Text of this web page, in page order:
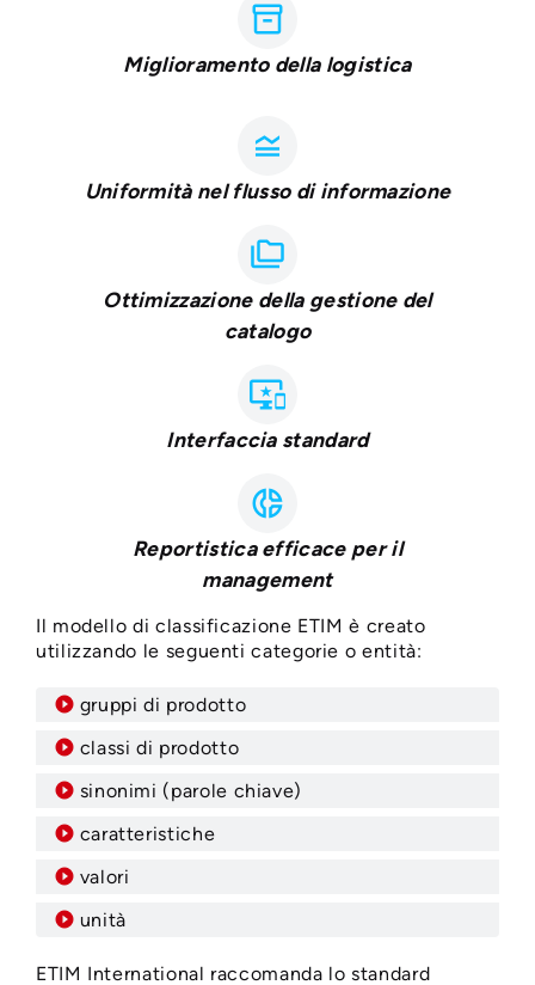
inventory_2
Miglioramento della logistica
legend_toggle
Uniformità nel flusso di informazione
folder_copy
Ottimizzazione della gestione del
catalogo
important_devices
Interfaccia standard
donut_small
Reportistica efficace per il
management
Il modello di classificazione ETIM è creato
utilizzando le seguenti categorie o entità:
gruppi di prodotto
classi di prodotto
sinonimi (parole chiave)
caratteristiche
valori
unità
ETIM International raccomanda lo standard